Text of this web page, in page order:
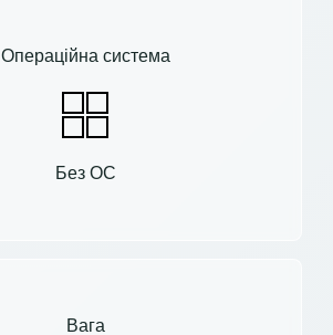
Операційна система
Без ОС
Вага